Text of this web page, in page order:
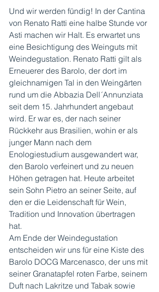
Und wir werden fündig! In der Cantina
von Renato Ratti eine halbe Stunde vor
Asti machen wir Halt. Es erwartet uns
eine Besichtigung des Weinguts mit
Weindegustation. Renato Ratti gilt als
Erneuerer des Barolo, der dort im
gleichnamigen Tal in den Weingärten
rund um die Abbazia Dell´Annunziata
seit dem 15. Jahrhundert angebaut
wird. Er war es, der nach seiner
Rückkehr aus Brasilien, wohin er als
junger Mann nach dem
Enologiestudium ausgewandert war,
den Barolo verfeinert und zu neuen
Höhen getragen hat. Heute arbeitet
sein Sohn Pietro an seiner Seite, auf
den er die Leidenschaft für Wein,
Tradition und Innovation übertragen
hat.
Am Ende der Weindegustation
entscheiden wir uns für eine Kiste des
Barolo DOCG Marcenasco, der uns mit
seiner Granatapfel roten Farbe, seinem
Duft nach Lakritze und Tabak sowie